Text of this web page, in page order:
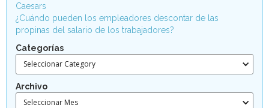
Caesars
¿Cuándo pueden los empleadores descontar de las
propinas del salario de los trabajadores?
Categorías
Seleccionar Category
Archivo
Seleccionar Mes